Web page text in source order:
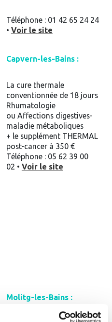
Téléphone : 01 42 65 24 24
• Voir le site
Capvern-les-Bains :
La cure thermale
conventionnée de 18 jours
Rhumatologie
ou Affections digestives-
maladie métaboliques
+ le supplément THERMAL
post-cancer à 350 €
Téléphone : 05 62 39 00
02 • Voir le site
Molitg-les-Bains :